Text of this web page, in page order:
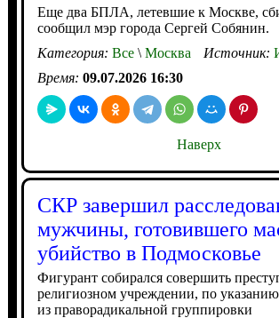
Еще два БПЛА, летевшие к Москве,
сообщил мэр города Сергей Собянин.
Категория: Все\Москва Источник:
Время: 09.07.2026 16:30
Наверх
СКР завершил
мужчины, готовившего
убийство в Подмосковье
Фигурант собирался совершить
религиозном учреждении, по
из праворадикальной группировки